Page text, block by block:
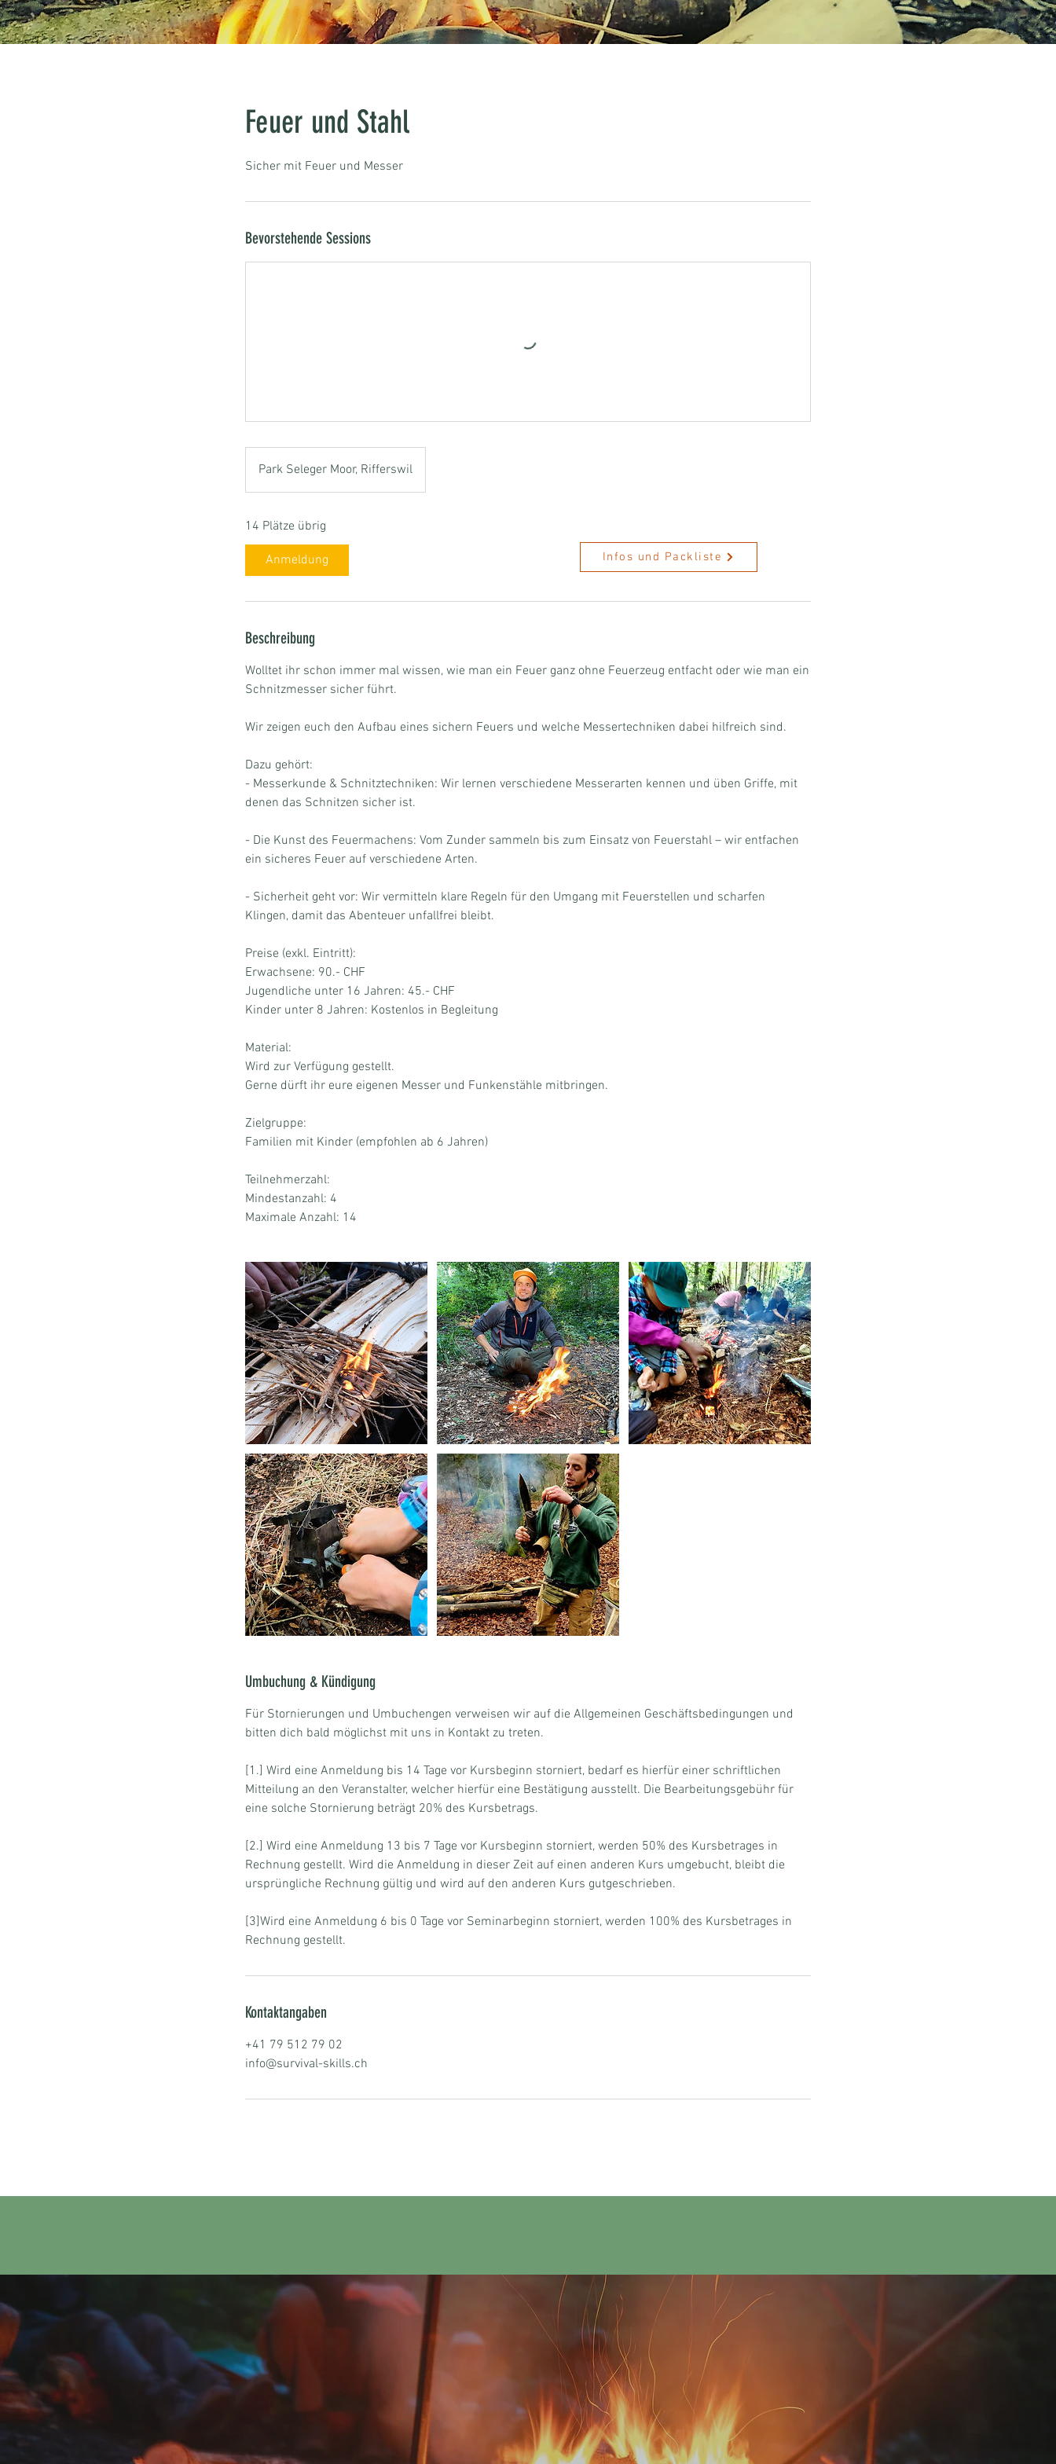
Feuer und Stahl
Sicher mit Feuer und Messer
Bevorstehende Sessions
Park Seleger Moor, Rifferswil
14 Plätze übrig
Anmeldung
Beschreibung
Wolltet ihr schon immer mal wissen, wie man ein Feuer ganz ohne Feuerzeug entfacht oder wie man ein
Schnitzmesser sicher führt.
Wir zeigen euch den Aufbau eines sichern Feuers und welche Messertechniken dabei hilfreich sind.
Dazu gehört:
- Messerkunde & Schnitztechniken: Wir lernen verschiedene Messerarten kennen und üben Griffe, mit
denen das Schnitzen sicher ist.
- Die Kunst des Feuermachens: Vom Zunder sammeln bis zum Einsatz von Feuerstahl – wir entfachen
ein sicheres Feuer auf verschiedene Arten.
- Sicherheit geht vor: Wir vermitteln klare Regeln für den Umgang mit Feuerstellen und scharfen
Klingen, damit das Abenteuer unfallfrei bleibt.
Preise (exkl. Eintritt):
Erwachsene: 90.- CHF
Jugendliche unter 16 Jahren: 45.- CHF
Kinder unter 8 Jahren: Kostenlos in Begleitung
Material:
Wird zur Verfügung gestellt.
Gerne dürft ihr eure eigenen Messer und Funkenstähle mitbringen.
Zielgruppe:
Familien mit Kinder (empfohlen ab 6 Jahren)
Teilnehmerzahl:
Mindestanzahl: 4
Maximale Anzahl: 14
Umbuchung & Kündigung
Für Stornierungen und Umbuchengen verweisen wir auf die Allgemeinen Geschäftsbedingungen und
bitten dich bald möglichst mit uns in Kontakt zu treten.
[1.] Wird eine Anmeldung bis 14 Tage vor Kursbeginn storniert, bedarf es hierfür einer schriftlichen
Mitteilung an den Veranstalter, welcher hierfür eine Bestätigung ausstellt. Die Bearbeitungsgebühr für
eine solche Stornierung beträgt 20% des Kursbetrags.
[2.] Wird eine Anmeldung 13 bis 7 Tage vor Kursbeginn storniert, werden 50% des Kursbetrages in
Rechnung gestellt. Wird die Anmeldung in dieser Zeit auf einen anderen Kurs umgebucht, bleibt die
ursprüngliche Rechnung gültig und wird auf den anderen Kurs gutgeschrieben.
[3]Wird eine Anmeldung 6 bis 0 Tage vor Seminarbeginn storniert, werden 100% des Kursbetrages in
Rechnung gestellt.
Kontaktangaben
+41 79 512 79 02
info@survival-skills.ch
Infos und Packliste